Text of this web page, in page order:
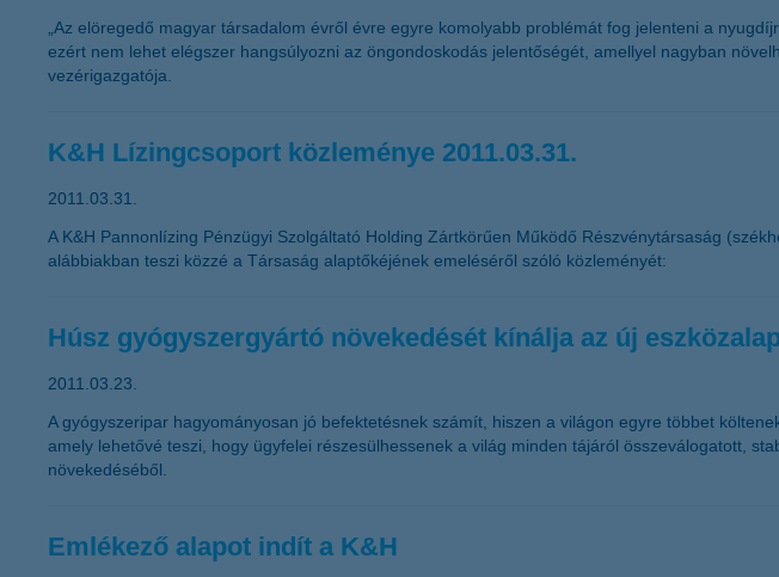
„Az elöregedő magyar társadalom évről évre egyre komolyabb problémát fog jelenteni a
ezért nem lehet elégszer hangsúlyozni az öngondoskodás jelentőségét, amellyel nagyban
vezérigazgatója.
K&H Lízingcsoport közleménye 2011.03.31.
2011.03.31.
A K&H Pannonlízing Pénzügyi Szolgáltató Holding Zártkörűen Működő Részvénytársaság
alábbiakban teszi közzé a Társaság alaptőkéjének emeléséről szóló közleményét:
Húsz gyógyszergyártó növekedését kínálja az új
2011.03.23.
A gyógyszeripar hagyományosan jó befektetésnek számít, hiszen a világon egyre többet
amely lehetővé teszi, hogy ügyfelei részesülhessenek a világ minden tájáról összeválogatott,
növekedéséből.
Emlékező alapot indít a K&H